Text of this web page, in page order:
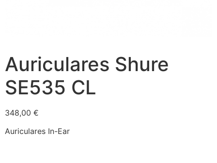
Auriculares Shure
SE535 CL
348,00 €
Auriculares In-Ear